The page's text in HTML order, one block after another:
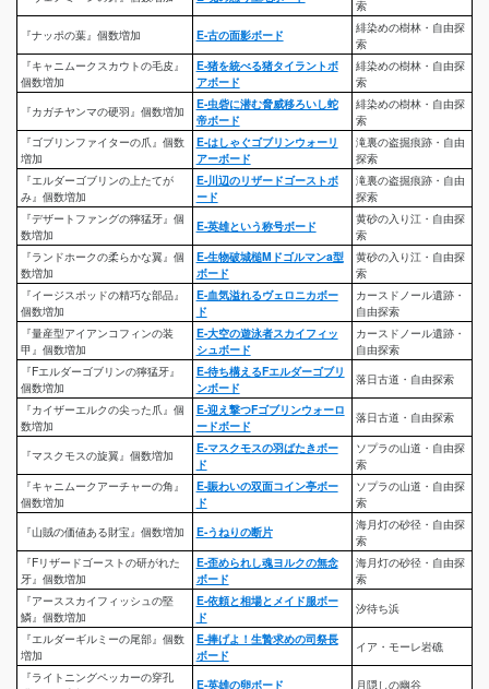
索
『ナッポの葉』個数増加
E-古の面影ボード
緋染めの樹林・自由探
索
『キャニムークスカウトの毛皮』
個数増加
E-猪を統べる猪タイラントボ
アボード
緋染めの樹林・自由探
索
『カガチヤンマの硬羽』個数増加
E-虫砦に潜む脅威移ろいし蛇
帝ボード
緋染めの樹林・自由探
索
『ゴブリンファイターの爪』個数
増加
E-はしゃぐゴブリンウォーリ
アーボード
滝裏の盗掘痕跡・自由
探索
『エルダーゴブリンの上たてが
み』個数増加
E-川辺のリザードゴーストボ
ード
滝裏の盗掘痕跡・自由
探索
『デザートファングの獰猛牙』個
数増加
E-英雄という称号ボード
黄砂の入り江・自由探
索
『ランドホークの柔らかな翼』個
数増加
E-生物破城槌Mドゴルマンa型
ボード
黄砂の入り江・自由探
索
『イージスポッドの精巧な部品』
個数増加
E-血気溢れるヴェロニカボー
ド
カースドノール遺跡・
自由探索
『量産型アイアンコフィンの装
甲』個数増加
E-大空の遊泳者スカイフィッ
シュボード
カースドノール遺跡・
自由探索
『Fエルダーゴブリンの獰猛牙』
個数増加
E-待ち構えるFエルダーゴブリ
ンボード
落日古道・自由探索
『カイザーエルクの尖った爪』個
数増加
E-迎え撃つFゴブリンウォーロ
ードボード
落日古道・自由探索
『マスクモスの旋翼』個数増加
E-マスクモスの羽ばたきボー
ド
ソプラの山道・自由探
索
『キャニムークアーチャーの角』
個数増加
E-賑わいの双面コイン亭ボー
ド
ソプラの山道・自由探
索
『山賊の価値ある財宝』個数増加
E-うねりの断片
海月灯の砂径・自由探
索
『Fリザードゴーストの研がれた
牙』個数増加
E-歪められし魂ヨルクの無念
ボード
海月灯の砂径・自由探
索
『アーススカイフィッシュの堅
鱗』個数増加
E-依頼と相場とメイド服ボー
ド
汐待ち浜
『エルダーギルミーの尾部』個数
増加
E-捧げよ！生贄求めの司祭長
ボード
イア・モーレ岩礁
『ライトニングペッカーの穿孔
E-英雄の卵ボード 月隠しの幽谷